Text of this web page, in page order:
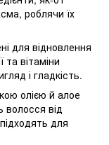
роблячи їх
для відновлення
та вітаміни
і гладкість.
олією й алое
від
для